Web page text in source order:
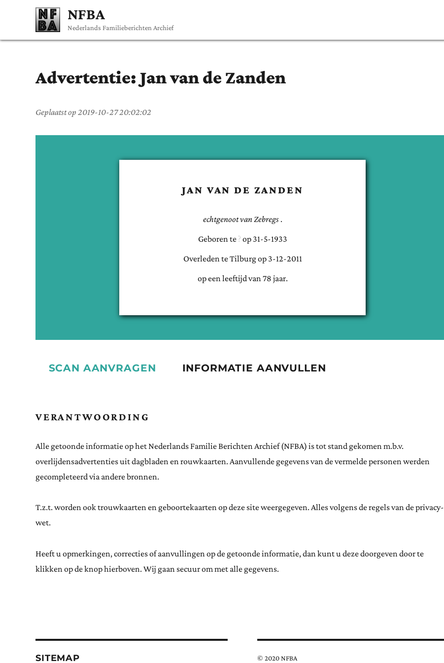
NFBA
Nederlands Familieberichten Archief
Advertentie: Janvan de Zanden
Geplaatst op 2019-10-27 20:02:02
JAN VAN DE ZANDEN
echtgenoot van Zebregs .
Geboren te op 31-5-1933
Overleden teTilburgop 3-12-2011
op een leeftijd van 78 jaar.
SCAN AANVRAGEN INFORMATIE AANVULLEN
VERANTWOORDING
Alle getoonde informatie op het Nederlands Familie Berichten Archief (NFBA) is tot stand gekomen m.b.v.
overlijdensadvertenties uit dagbladen en rouwkaarten. Aanvullende gegevens van de vermelde personen werden
gecompleteerd via andere bronnen.
T.z.t. worden ook trouwkaarten en geboortekaarten op deze site weergegeven. Alles volgens de regels van de privacy-
wet.
Heeft u opmerkingen, correcties of aanvullingen op de getoonde informatie, dan kunt u deze doorgeven door te
klikken op de knop hierboven. Wij gaan secuur om met alle gegevens.
SITEMAP © 2020 NFBA